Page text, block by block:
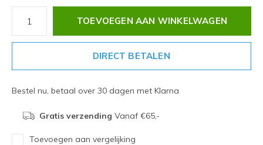
TOEVOEGEN AAN WINKELWAGEN
DIRECT BETALEN
Bestel nu, betaal over 30 dagen met Klarna
Gratis verzending Vanaf €65,-
Toevoegen aan vergelijking